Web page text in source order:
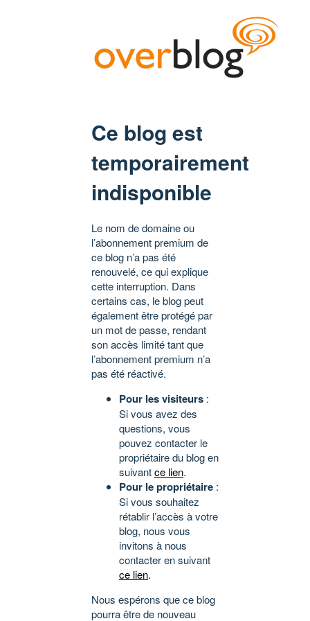
Ce blog est
temporairement
indisponible
Le nom de domaine ou
l’abonnement premium de
ce blog n’a pas été
renouvelé, ce qui explique
cette interruption. Dans
certains cas, le blog peut
également être protégé par
un mot de passe, rendant
son accès limité tant que
l’abonnement premium n’a
pas été réactivé.
Pour les visiteurs :
Si vous avez des
questions, vous
pouvez contacter le
propriétaire du blog en
suivantce lien.
Pour le propriétaire :
Si vous souhaitez
rétablir l’accès à votre
blog, nous vous
invitons à nous
contacter en suivant
ce lien.
Nous espérons que ce blog
pourra être de nouveau